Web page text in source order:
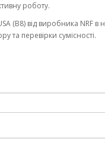
роботу.
(B8) від виробника NRF в
та перевірки сумісності.